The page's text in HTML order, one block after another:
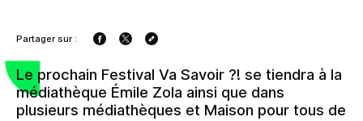
Partager sur :
Le prochain Festival Va Savoir ?! se tiendra à la
médiathèque Émile Zola ainsi que dans
plusieurs médiathèques et Maison pour tous de